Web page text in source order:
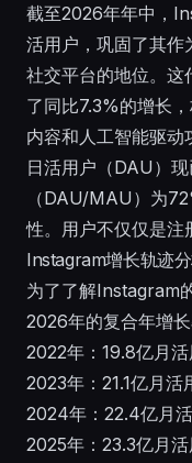
截至2026年年中，
活用户，巩固了其
社交平台的地位。
了同比7.3%的增长
内容和人工智能驱动
日活用户（DAU）
（DAU/MAU）为
性。用户不仅仅是
Instagram增长轨迹
为了了解Instagram
2026年的复合年增长
2022年：19.8亿月活
2023年：21.1亿月活
2024年：22.4亿月
2025年：23.3亿月活